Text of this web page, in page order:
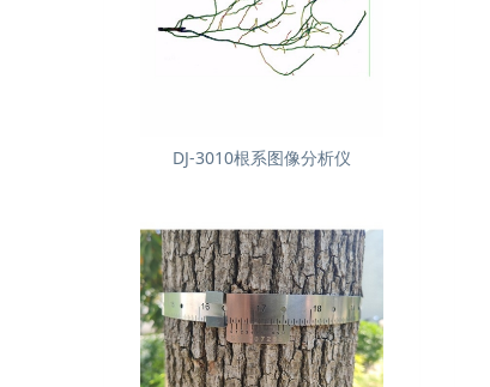
DJ-3010根系图像分析仪